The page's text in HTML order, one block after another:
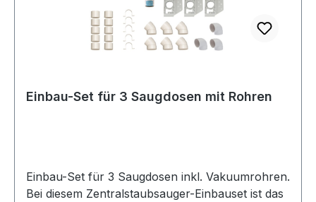
Einbau-Set für 3 Saugdosen mit Rohren
Einbau-Set für 3 Saugdosen inkl. Vakuumrohren.
Bei diesem Zentralstaubsauger-Einbauset ist das